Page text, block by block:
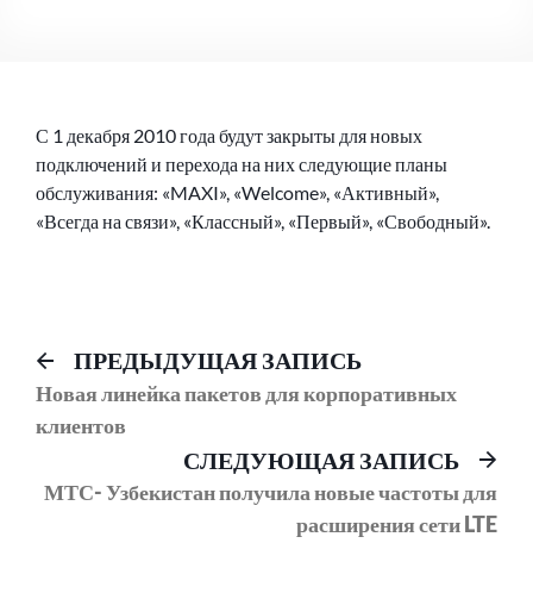
С 1 декабря 2010 года будут закрыты для новых
подключений и перехода на них следующие планы
обслуживания: «MAXI», «Welcome», «Активный»,
«Всегда на связи», «Классный», «Первый», «Свободный».
Навигация
по
записям
ПРЕДЫДУЩАЯ ЗАПИСЬПредыдущий
пост:
Новая линейка пакетов для корпоративных
клиентов
СЛЕДУЮЩАЯ ЗАПИСЬ
МТС- Узбекистан получила новые частоты для
расширения сети LTE